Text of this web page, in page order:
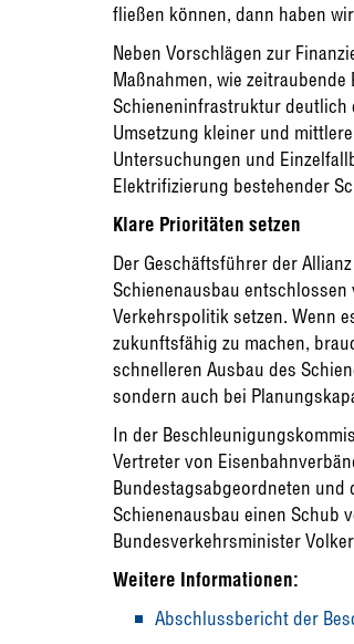
fließen können, dann haben
Neben Vorschlägen zur
Maßnahmen, wie
Schieneninfrastruktur deutlich
Umsetzung kleiner und
Untersuchungen und
Elektrifizierung bestehender
Klare Prioritäten setzen
Der Geschäftsführer der
Schienenausbau
Verkehrspolitik setzen. Wenn
zukunftsfähig zu machen,
schnelleren Ausbau des
sondern auch bei
In der
Vertreter von
Bundestagsabgeordneten
Schienenausbau einen Schub
Bundesverkehrsminister
Weitere Informationen:
Abschlussbericht der